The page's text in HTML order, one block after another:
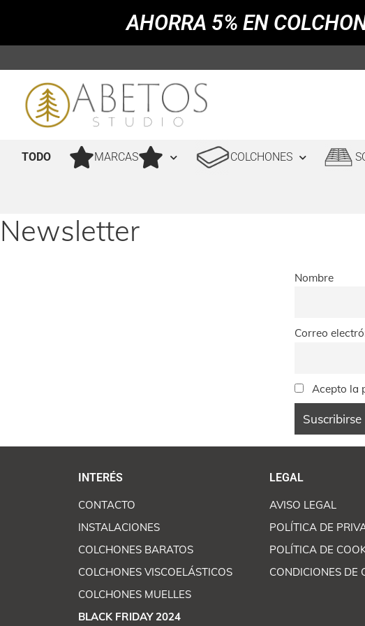
AHORRA 5% EN
TODO MARCAS COLCHONES
Newsletter
Nombre
Correo
Acepto la
INTERÉS
CONTACTO
INSTALACIONES
COLCHONES BARATOS
COLCHONES VISCOELÁSTICOS
COLCHONES MUELLES
BLACK FRIDAY 2024
LEGAL
AVISO LEGAL
POLÍTICA DE
POLÍTICA DE
CONDICIONES DE